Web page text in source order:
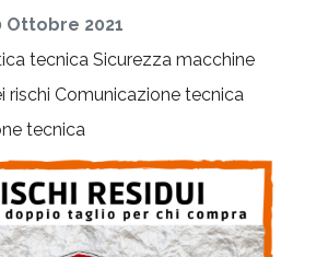
Ottobre 2021
tecnica Sicurezza macchine
rischi Comunicazione tecnica
tecnica